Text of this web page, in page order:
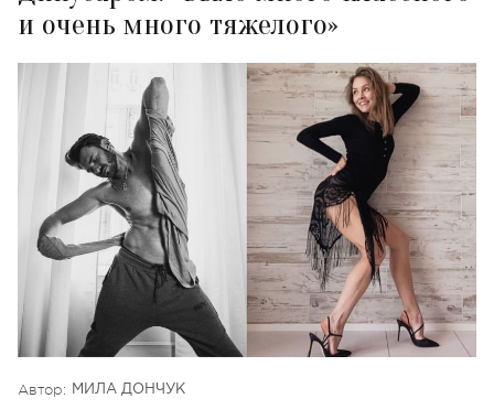
и очень много тяжелого»
Автор: МИЛА ДОНЧУК